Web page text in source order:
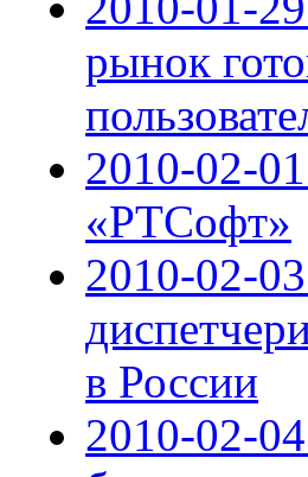
рынок
2010-02-
«РТСофт»
2010-02-
в России
2010-02-